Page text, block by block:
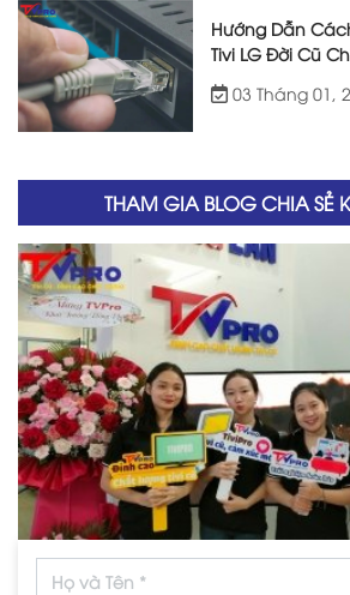
Hướng Dẫn
Tivi LG Đời Cũ
03 Tháng 01,
THAM GIA BLOG CHIA SẺ